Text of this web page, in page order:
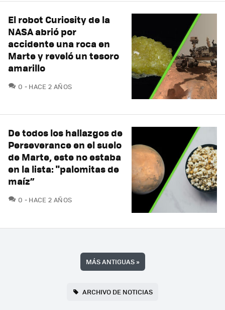
El robot Curiosity de la
NASA abrió por
accidente una roca en
Marte y reveló un tesoro
amarillo
0 COMENTARIOS
HACE 2 AÑOS
De todos los hallazgos de
Perseverance en el suelo
de Marte, este no estaba
en la lista: "palomitas de
maíz”
0 COMENTARIOS
HACE 2 AÑOS
MÁS ANTIGUAS»
ARCHIVO DE NOTICIAS